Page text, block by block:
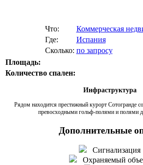
Что:
Коммерческая
Где:
Испания
Сколько: по запросу
Площадь:
Количество спален:
Инфраструктура
Рядом находится престижный курорт Сотогранде
превосходными гольф-полями и полями
Дополнительные
Сигнализация
Охраняемый